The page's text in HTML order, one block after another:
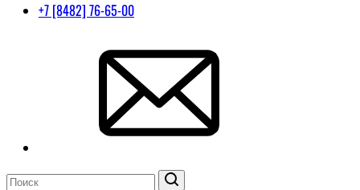
+7 [8482] 76-65-00